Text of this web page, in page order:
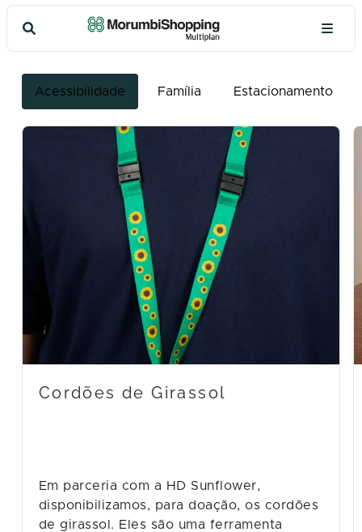
Para o seu conforto
Acessibilidade Família Estacionamento
Cordões de Girassol
Em parceria com a HD Sunflower,
disponibilizamos, para doação, os cordões
de girassol. Eles são uma ferramenta